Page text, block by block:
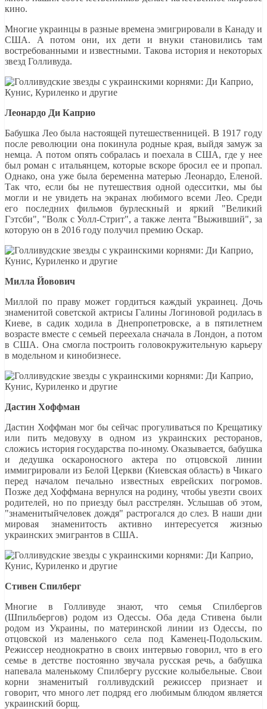
кино.
Многие украинцы в разные времена эмигрировали в Канаду и
США. А потом они, их дети и внуки становились там
востребованными и известными. Такова история и некоторых
звезд Голливуда.
Леонардо Ди Каприо
Бабушка Лео была настоящей путешественницей. В 1917 году
после революции она покинула родные края, выйдя замуж за
немца. А потом опять собралась и поехала в США, где у нее
был роман с итальянцем, которые вскоре бросил ее и пропал.
Однако, она уже была беременна матерью Леонардо, Еленой.
Так что, если бы не путешествия одной одесситки, мы бы
могли и не увидеть на экранах любимого всеми Лео. Среди
его последних фильмов бурлескный и яркий "Великий
Гэтсби", "Волк с Уолл-Стрит", а также лента "Выживший", за
которую он в 2016 году получил премию Оскар.
Милла Йовович
Миллой по праву может гордиться каждый украинец. Дочь
знаменитой советской актрисы Галины Логиновой родилась в
Киеве, в садик ходила в Днепропетровске, а в пятилетнем
возрасте вместе с семьей переехала сначала в Лондон, а потом
в США. Она смогла построить головокружительную карьеру
в модельном и кинобизнесе.
Дастин Хоффман
Дастин Хоффман мог бы сейчас прогуливаться по Крещатику
или пить медовуху в одном из украинских ресторанов,
сложись история государства по-иному. Оказывается, бабушка
и дедушка оскароносного актера по отцовской линии
иммигрировали из Белой Церкви (Киевская область) в Чикаго
перед началом печально известных еврейских погромов.
Позже дед Хоффмана вернулся на родину, чтобы увезти своих
родителей, но по приезду был расстрелян. Услышав об этом,
"знаменитыйчеловек дождя" растрогался до слез. В наши дни
мировая знаменитость активно интересуется жизнью
украинских эмигрантов в США.
Стивен Спилберг
Многие в Голливуде знают, что семья Спилбергов
(Шпильбергов) родом из Одессы. Оба деда Стивена были
родом из Украины, по материнской линии из Одессы, по
отцовской из маленького села под Каменец-Подольским.
Режиссер неоднократно в своих интервью говорил, что в его
семье в детстве постоянно звучала русская речь, а бабушка
напевала маленькому Спилбергу русские колыбельные. Свои
корни знаменитый голливудский режиссер признает и
говорит, что много лет подряд его любимым блюдом является
украинский борщ.